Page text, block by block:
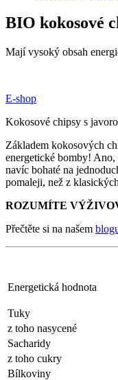
BIO kokosové
Mají vysoký obsah
E-shop
Kokosové chipsy s
Základem kokosových
energetické bomby!
navíc bohaté na
pomaleji, než z
ROZUMÍTE
Přečtěte si na našem
Energetická hodnota
Tuky
z toho nasycené
Sacharidy
z toho cukry
Bílkoviny